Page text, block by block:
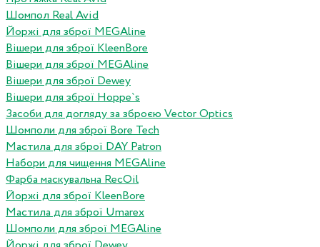
Шомпол Real Avid
Йоржі для зброї MEGAline
Вішери для зброї KleenBore
Вішери для зброї MEGAline
Вішери для зброї Dewey
Вішери для зброї Hoppe`s
Засоби для догляду за зброєю Vector Optics
Шомполи для зброї Bore Tech
Мастила для зброї DAY Patron
Набори для чищення MEGAline
Фарба маскувальна RecOil
Йоржі для зброї KleenBore
Мастила для зброї Umarex
Шомполи для зброї MEGAline